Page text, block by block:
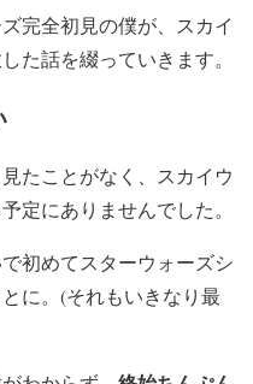
完全初見の僕が、スカイ
た話を綴っていきます。
たことがなく、スカイウ
定にありませんでした。
初めてスターウォーズシ
に。(それもいきなり最